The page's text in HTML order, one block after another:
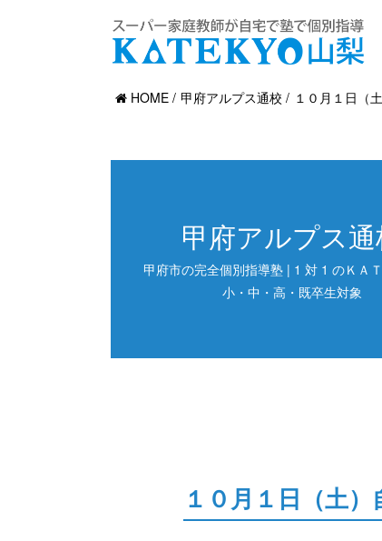
HOME
甲府アルプス通校 １０月１日（
甲府アルプス
甲府市の完全個別指導塾 | 1 対 1 のＫＡ
小・中・高・既卒生対象
１０月１日（土